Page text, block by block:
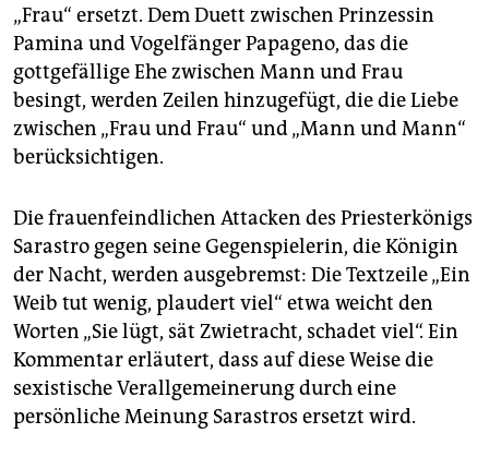
„Frau“ ersetzt. Dem Duett zwischen Prinzessin
Pamina und Vogelfänger Papageno, das die
gottgefällige Ehe zwischen Mann und Frau
besingt, werden Zeilen hinzugefügt, die die Liebe
zwischen „Frau und Frau“ und „Mann und Mann“
berücksichtigen.
Die frauenfeindlichen Attacken des Priesterkönigs
Sarastro gegen seine Gegenspielerin, die Königin
der Nacht, werden ausgebremst: Die Textzeile „Ein
Weib tut wenig, plaudert viel“ etwa weicht den
Worten „Sie lügt, sät Zwietracht, schadet viel“. Ein
Kommentar erläutert, dass auf diese Weise die
sexistische Verallgemeinerung durch eine
persönliche Meinung Sarastros ersetzt wird.